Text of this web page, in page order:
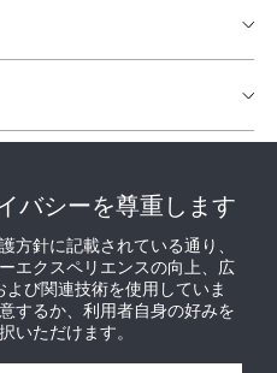
バシーを尊重します
方針に記載されている通り、
エクスペリエンスの向上、広
び関連技術を使用していま
するか、利用者自身の好みを
いただけます。